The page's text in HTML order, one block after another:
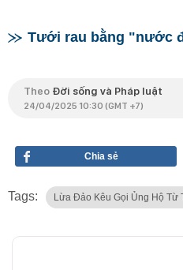
Tưới rau bằng "nước
Theo Đời sống và Pháp luật
24/04/2025 10:30 (GMT +7)
Chia sẻ
Tags: Lừa Đảo Kêu Gọi Ủng Hộ Từ